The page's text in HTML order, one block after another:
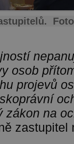
osob
projevů
zákon na
zastupitel